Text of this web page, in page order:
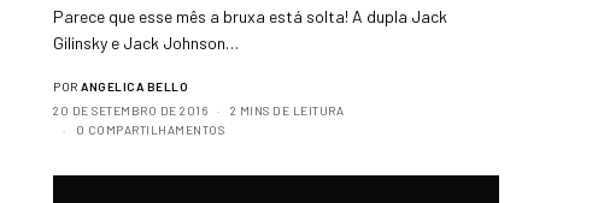
Parece que esse mês a bruxa está solta! A dupla Jack
Gilinsky e Jack Johnson…
POR ANGELICA BELLO
20 DE SETEMBRO DE 2016
2 MINS DE LEITURA
0 COMPARTILHAMENTOS